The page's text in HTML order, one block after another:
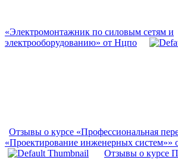
«Электромонтажник по силовым сетям и
электрооборудованию» от Нцпо
Отзывы о курсе «Профессиональная
«Проектирование инженерных систем»»
Отзывы о курсе